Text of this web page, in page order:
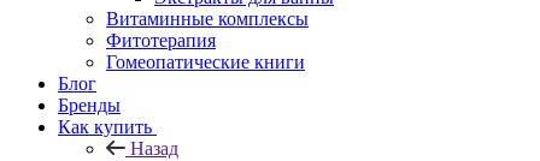
Витаминные комплексы
Фитотерапия
Гомеопатические книги
Блог
Бренды
Как купить
Назад